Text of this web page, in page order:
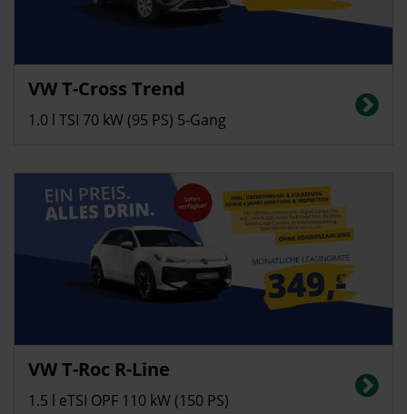
Energieverbrauch in l/100 km (kombiniert): 5,5, CO2-Emissionen
(kombiniert): 125 g/km; CO2-Klasse: D
VW T-Cross Trend
1.0 l TSI 70 kW (95 PS) 5-Gang
Energieverbrauch in l/100 km (kombiniert): 5,6, CO2-Emissionen
(kombiniert): 128 g/km; CO2-Klasse: D
VW T-Roc R-Line
1.5 l eTSI OPF 110 kW (150 PS)